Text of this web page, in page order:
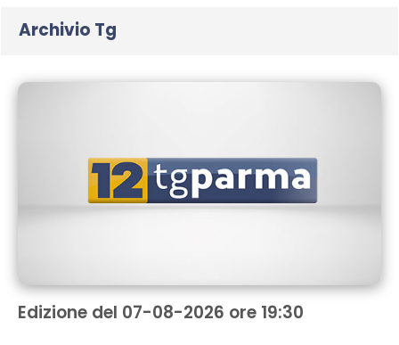
Archivio Tg
Edizione del 07-08-2026 ore 19:30